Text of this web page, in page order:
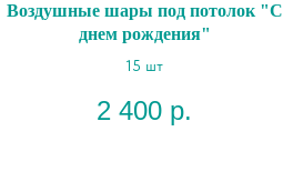
Воздушные шары под потолок "С
днем рождения"
15 шт
2 400 р.